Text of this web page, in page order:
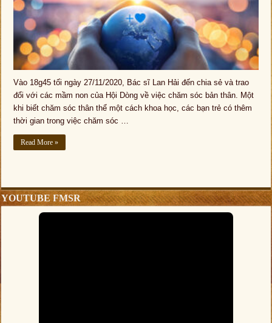
Vào 18g45 tối ngày 27/11/2020, Bác sĩ Lan Hải đến chia sẻ và trao
đổi với các mầm non của Hội Dòng về việc chăm sóc bản thân. Một
khi biết chăm sóc thân thể một cách khoa học, các bạn trẻ có thêm
thời gian trong việc chăm sóc …
Read More »
YOUTUBE FMSR